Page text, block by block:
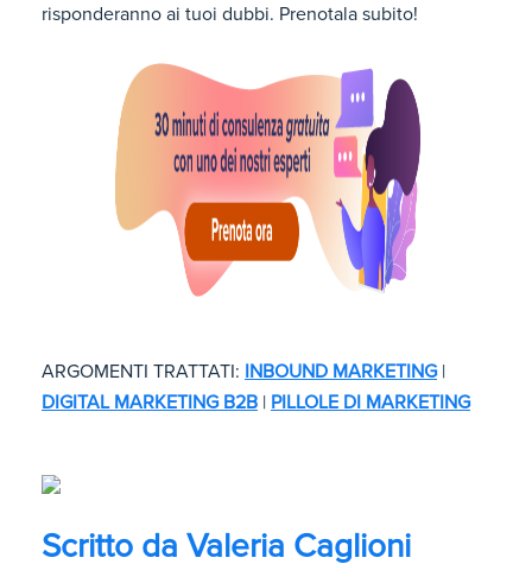
risponderanno ai tuoi dubbi. Prenotala subito!
ARGOMENTI TRATTATI: INBOUND MARKETING |
DIGITAL MARKETING B2B | PILLOLE DI MARKETING
Scritto da Valeria Caglioni